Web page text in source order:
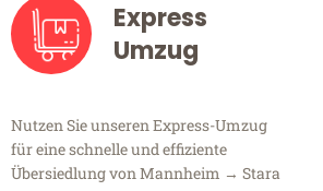
Express
Umzug
Nutzen Sie unseren Express-Umzug
für eine schnelle und effiziente
Übersiedlung von Mannheim → Stara